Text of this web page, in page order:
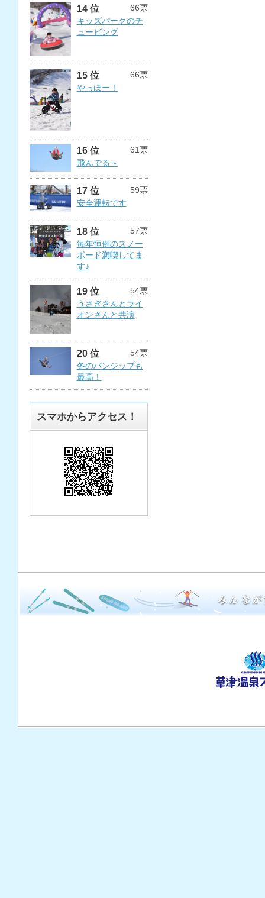
14 位
66票
キッズパークのチ
ュービング
15 位
66票
やっほー！
16 位
61票
飛んでる～
17 位
59票
安全運転です
18 位
57票
毎年恒例のスノー
ボード満喫してま
す♪
19 位
54票
うさぎさんとライ
オンさんと共演
20 位
54票
冬のバンジップも
最高！
スマホからアクセス！